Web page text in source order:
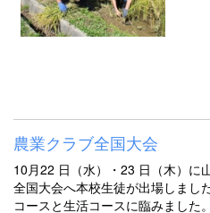
農業クラブ全国大会
10月22 日（水）・23 日（木）に
全国大会へ本校生徒が出場しまし
コースと生活コースに臨みました